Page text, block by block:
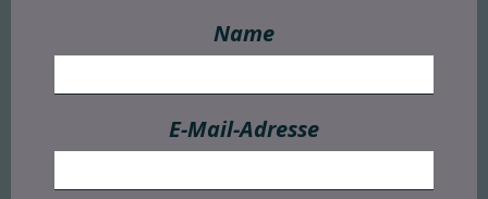
Name
E-Mail-Adresse